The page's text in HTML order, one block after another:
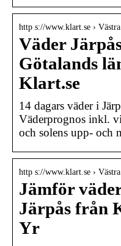
http s://www.klart.se ›
Väder
Götalands
Klart.se
14 dagars väder i
Väderprognos inkl.
och solens upp- och
http s://www.klart.se ›
Jämför
Järpås från
Yr